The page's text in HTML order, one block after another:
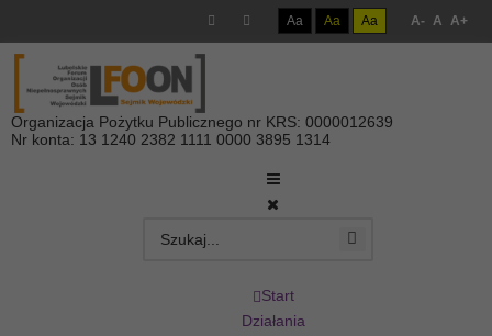
Aa Aa Aa A- A A+
Organizacja Pożytku Publicznego nr KRS: 0000012639
Nr konta: 13 1240 2382 1111 0000 3895 1314
Start
Działania